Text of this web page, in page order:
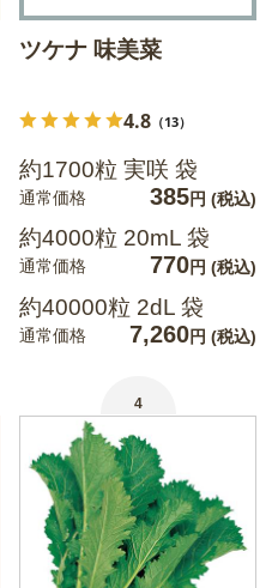
ツケナ 味美菜
4.8（13）
約1700粒 実咲 袋
通常価格 385円 (税込)
約4000粒 20mL 袋
通常価格 770円 (税込)
約40000粒 2dL 袋
通常価格 7,260円 (税込)
4